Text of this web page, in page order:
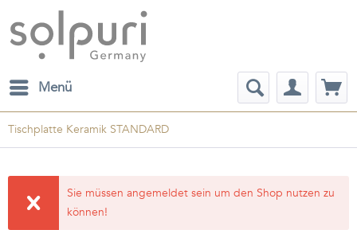
Menü
Tischplatte Keramik STANDARD
Sie müssen angemeldet sein um den Shop nutzen zu
können!